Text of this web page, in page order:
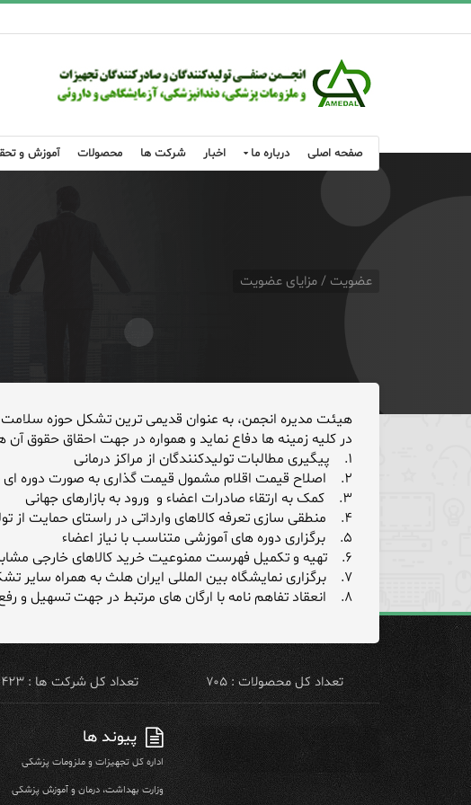
صفحه اصلی درباره ما اخبار شرکت ها محصولات آموزش و
عضویت / مزایای عضویت
هیئت مدیره انجمن، به عنوان قدیمی ترین تشکل حوزه
در کلیه زمینه ها دفاع نماید و همواره در جهت احقاق حقوق
۱. پیگیری مطالبات تولیدکنندگان از مراکز درمانی
۲. اصلاح قیمت اقلام مشمول قیمت گذاری به صورت دوره ای با توجه به تغییر مؤلفه های مؤثر بر قیمت
۳. کمک به ارتقاء صادرات اعضاء و ورود به بازارهای جهانی
۴. منطقی سازی تعرفه کالاهای وارداتی در راستای حمایت از تولید داخل
۵. برگزاری دوره های آموزشی متناسب با نیاز اعضاء
۶. تهیه و تکمیل فهرست ممنوعیت خرید کالاهای خارجی مشابه ساخت داخل توسط ارگان های دولتی و فهرست توانمندی های ساخت داخل
۷. برگزاری نمایشگاه بین المللی ایران هلث به همراه سایر تشکل های حوزه سلامت
۸. انعقاد تفاهم نامه با ارگان های مرتبط در جهت تسهیل و رفع موانع تولید و صادرات
تعداد کل محصولات : ۷۰۵ تعداد کل شرکت ها : ۴۲۳
پیوند ها
اداره کل تجهیزات و ملزومات پزشکی
وزارت بهداشت، درمان و آموزش پزشکی